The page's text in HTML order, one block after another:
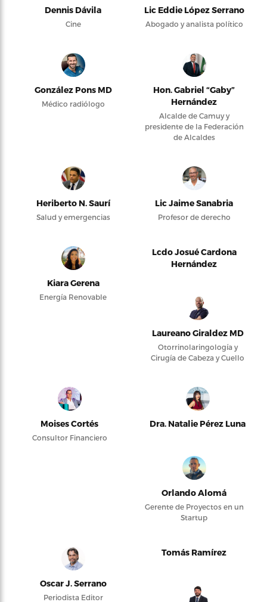
Dennis Dávila
Cine
Lic Eddie López Serrano
Abogado y analista político
González Pons MD
Médico radiólogo
Hon. Gabriel “Gaby”
Hernández
Alcalde de Camuy y
presidente de la Federación
de Alcaldes
Heriberto N. Saurí
Salud y emergencias
Lic Jaime Sanabria
Profesor de derecho
Kiara Gerena
Energía Renovable
Lcdo Josué Cardona
Hernández
Laureano Giraldez MD
Otorrinolaringología y
Cirugía de Cabeza y Cuello
Moises Cortés
Consultor Financiero
Dra. Natalie Pérez Luna
Orlando Alomá
Gerente de Proyectos en un
Startup
Oscar J. Serrano
Periodista Editor
Tomás Ramírez